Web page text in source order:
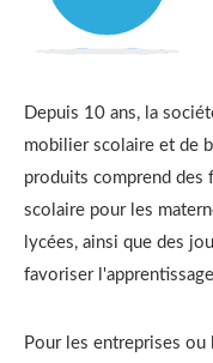
Depuis 10 ans, la
mobilier scolaire et de
produits comprend des
scolaire pour les
lycées, ainsi que des
favoriser
Pour les entreprises